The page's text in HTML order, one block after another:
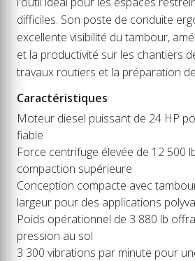
difficiles. Son poste de conduite
excellente visibilité du tambour,
et la productivité sur les chantiers
travaux routiers et la préparation
Caractéristiques
Moteur diesel puissant de 24 HP
fiable
Force centrifuge élevée de 12 500
compaction supérieure
Conception compacte avec
largeur pour des applications
Poids opérationnel de 3 880 lb
pression au sol
3 300 vibrations par minute pour